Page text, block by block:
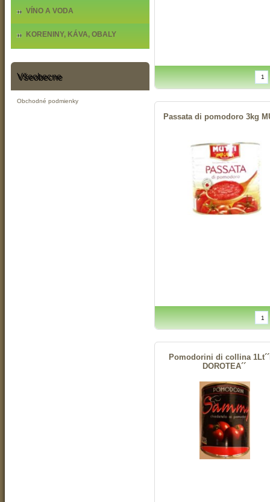
VÍNO A VODA
KORENINY, KÁVA, OBALY
Všeobecne
Obchodné podmienky
Passata di pomodoro 3kg
Pomodorini di collina
DOROTEA´´